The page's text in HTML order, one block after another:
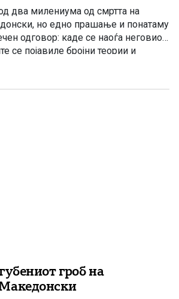
два милениума од смртта на
но едно прашање и понатаму
одговор: каде се наоѓа неговиот
се појавиле бројни теории и
истражувачи сметаат дека
други ги насочуваат
гроб на